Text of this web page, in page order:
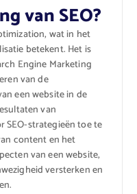
van SEO?
wat in het
betekent. Het is
Engine Marketing
van de
een website in de
van
SEO-strategieën toe te
content en het
van een website,
versterken en